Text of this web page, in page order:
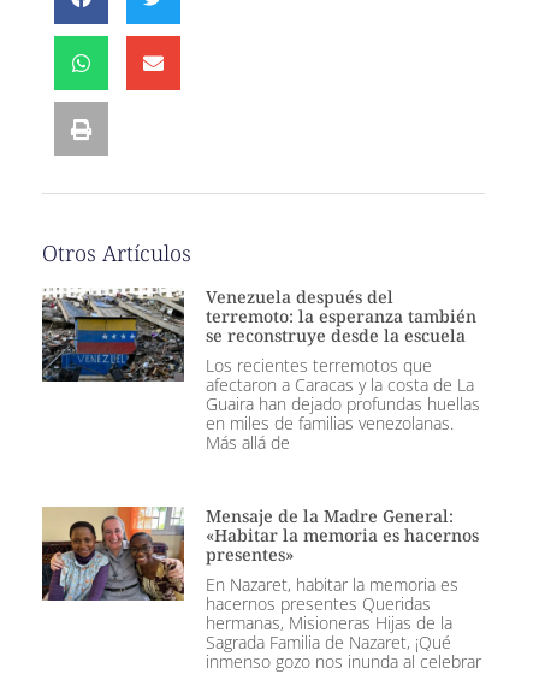
Otros Artículos
Venezuela después del
terremoto: la esperanza también
se reconstruye desde la escuela
Los recientes terremotos que
afectaron a Caracas y la costa de La
Guaira han dejado profundas huellas
en miles de familias venezolanas.
Más allá de
Mensaje de la Madre General:
«Habitar la memoria es hacernos
presentes»
En Nazaret, habitar la memoria es
hacernos presentes Queridas
hermanas, Misioneras Hijas de la
Sagrada Familia de Nazaret, ¡Qué
inmenso gozo nos inunda al celebrar